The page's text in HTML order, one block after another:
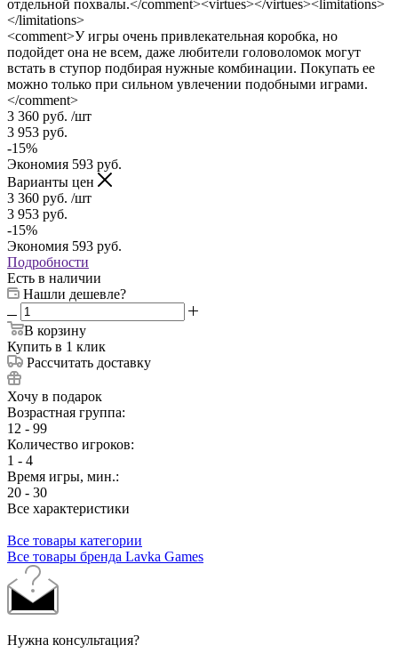
отдельной похвалы.</comment><virtues></virtues><limitations>
</limitations>
<comment>У игры очень привлекательная коробка, но
подойдет она не всем, даже любители головоломок могут
встать в ступор подбирая нужные комбинации. Покупать ее
можно только при сильном увлечении подобными играми.
</comment>
3 360 руб. /шт
3 953 руб.
-15%
Экономия 593 руб.
Варианты цен
3 360 руб. /шт
3 953 руб.
-15%
Экономия 593 руб.
Подробности
Есть в наличии
Нашли дешевле?
В корзину
Купить в 1 клик
Рассчитать доставку
Хочу в подарок
Возрастная группа:
12 - 99
Количество игроков:
1 - 4
Время игры, мин.:
20 - 30
Все характеристики
Все товары категории
Все товары бренда Lavka Games
Нужна консультация?